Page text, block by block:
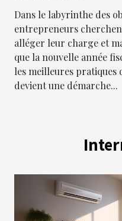
Dans le labyrinthe des
entrepreneurs
alléger leur charge et
que la nouvelle année
les meilleures pratiques
devient une démarche...